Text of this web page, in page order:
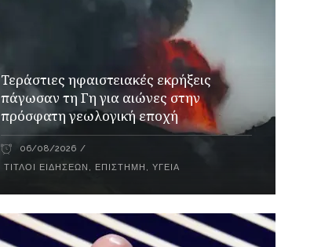
Τεράστιες ηφαιστειακές εκρήξεις
πάγωσαν τη Γη για αιώνες στην
πρόσφατη γεωλογική εποχή
06/08/2026
ΤΊΤΛΟΙ ΕΙΔΉΣΕΩΝ , ΕΠΙΣΤΉΜΗ ,ΥΓΕΊΑ